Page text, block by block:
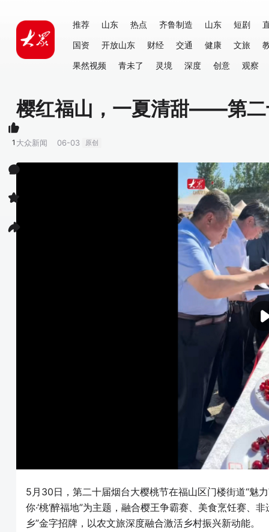
推荐 山东 热点 齐鲁制造 山东 短剧
国资
开放山东 财经 交通 健康 文旅
果然视频
青未了 灵境 深度 创意 观察
樱红福山，一夏清甜——第二
大众新闻 06-03 原创
5月30日，第二十届烟台大樱桃节在福山区门楼街道“魅
你·‘桃’醉福地”为主题，融合樱王争霸赛、美食烹饪赛、
乡”金字招牌，以农文旅深度融合激活乡村振兴新动能。
1